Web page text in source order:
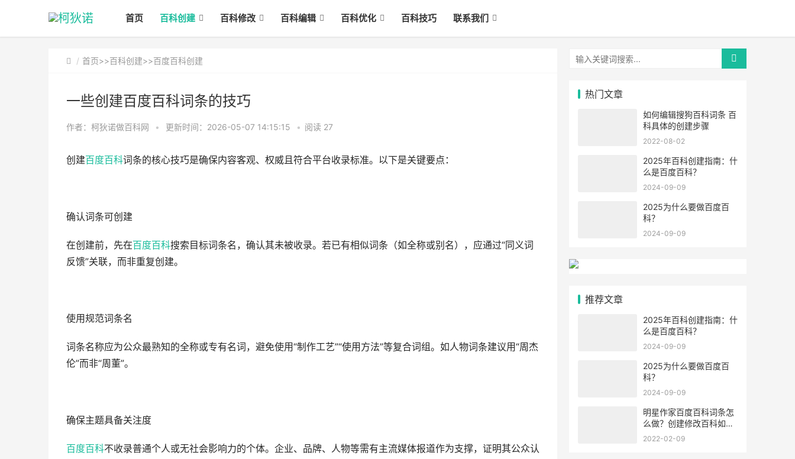
首页 百科创建 百科修改 百科编辑 百科优化 百科技巧 联系我们
首页>>百科创建>>百度百科创建
一些创建百度百科词条的技巧
作者：柯狄诺做百科网 • 更新时间：2026-05-07 14:15:15 • 阅读 27
创建百度百科词条的核心技巧‌是确保内容客观、权威且符合平台收录标准。以下是关键要点：
确认词条可创建‌
在创建前，先在百度百科搜索目标词条名，确认其‌未被收录‌。若已有相似词条（如全称或别名），应通过“同义词
反馈”关联，而非重复创建。
使用规范词条名‌
词条名称应为公众最熟知的‌全称或专有名词‌，避免使用“制作工艺”“使用方法”等复合词组。如人物词条建议用“周杰
伦”而非“周董”。
确保主题具备关注度‌
百度百科不收录普通个人或无社会影响力的个体。企业、品牌、人物等需有‌主流媒体报道‌作为支撑，证明其公众认
热门文章
如何编辑搜狗百科词条 百
科具体的创建步骤
2022-08-02
2025年百科创建指南：什
么是百度百科？
2024-09-09
2025为什么要做百度百
科？
2024-09-09
推荐文章
2025年百科创建指南：什
么是百度百科？
2024-09-09
2025为什么要做百度百
科？
2024-09-09
明星作家百度百科词条怎
么做？创建修改百科如何
提高通过率？
2022-02-09